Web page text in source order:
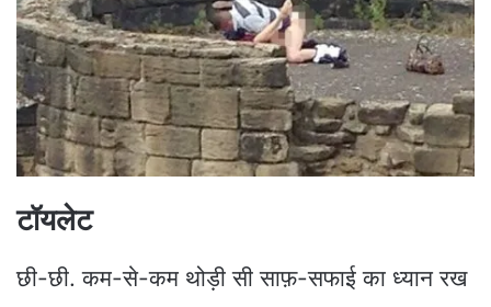
टॉयलेट
छी-छी. कम-से-कम थोड़ी सी साफ़-सफाई का ध्यान रख